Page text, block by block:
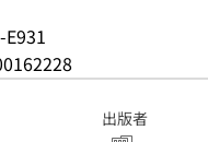
出版者